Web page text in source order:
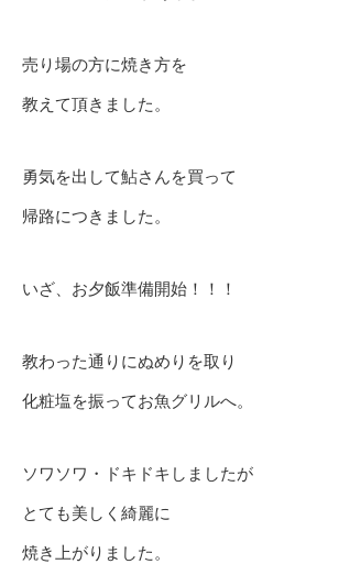
売り場の方に焼き方を
教えて頂きました。
勇気を出して鮎さんを買って
帰路につきました。
いざ、お夕飯準備開始！！！
教わった通りにぬめりを取り
化粧塩を振ってお魚グリルへ。
ソワソワ・ドキドキしましたが
とても美しく綺麗に
焼き上がりました。